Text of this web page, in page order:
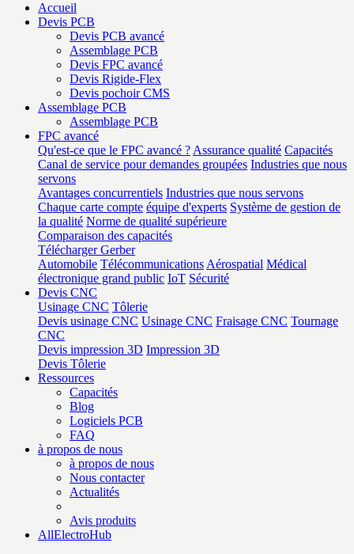
Accueil
Devis PCB
Devis PCB avancé
Assemblage PCB
Devis FPC avancé
Devis Rigide-Flex
Devis pochoir CMS
Assemblage PCB
Assemblage PCB
FPC avancé
Qu'est-ce que le FPC avancé ? Assurance qualité Capacités
Canal de service pour demandes groupées Industries que nous
servons
Avantages concurrentiels Industries que nous servons
Chaque carte compte équipe d'experts Système de gestion de
la qualité Norme de qualité supérieure
Comparaison des capacités
Télécharger Gerber
Automobile Télécommunications Aérospatial Médical
électronique grand public IoT Sécurité
Devis CNC
Usinage CNC Tôlerie
Devis usinage CNC Usinage CNC Fraisage CNC Tournage
CNC
Devis impression 3D Impression 3D
Devis Tôlerie
Ressources
Capacités
Blog
Logiciels PCB
FAQ
à propos de nous
à propos de nous
Nous contacter
Actualités
Avis produits
AllElectroHub